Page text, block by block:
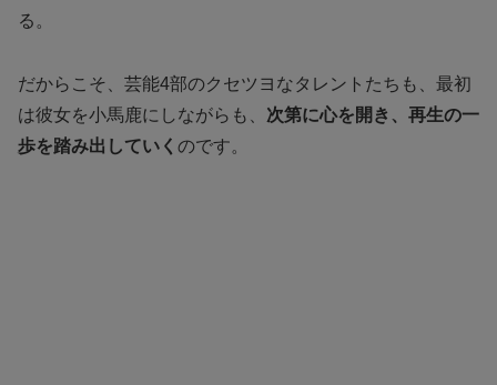
る。
だからこそ、芸能4部のクセツヨなタレントたちも、最初
は彼女を小馬鹿にしながらも、 次第に心を開き、再生の一
歩を踏み出していく のです。